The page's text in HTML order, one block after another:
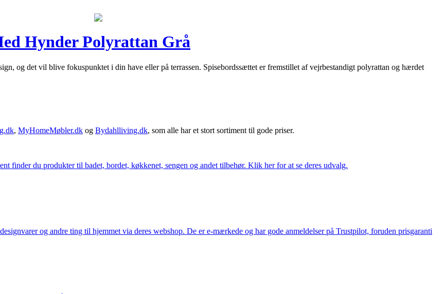
Hynder Polyrattan Grå
og det vil blive fokuspunktet i din have eller på terrassen. Spisebordssættet er fremstillet af vejrbestandigt polyrattan og hærdet
, MyHomeMøbler.dk og Bydahlliving.dk, som alle har et stort sortiment til gode priser.
finder du produkter til badet, bordet, køkkenet, sengen og andet tilbehør. Klik her for at se deres udvalg.
og andre ting til hjemmet via deres webshop. De er e-mærkede og har gode anmeldelser på Trustpilot, foruden prisgaranti